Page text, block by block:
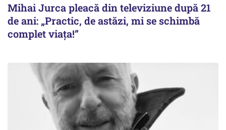
Mihai Jurca pleacă din televiziune după 21
de ani: „Practic, de astăzi, mi se schimbă
complet viața!”